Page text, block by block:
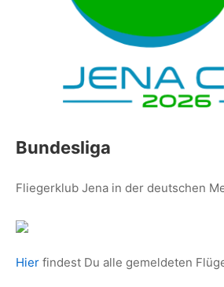
Bundesliga
Fliegerklub Jena in der deutschen
Hier findest Du alle gemeldeten